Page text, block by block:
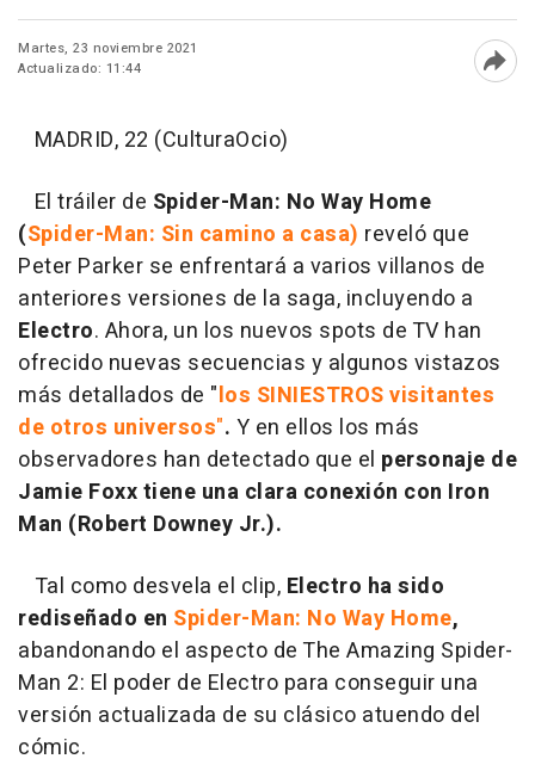
Martes, 23 noviembre 2021
Actualizado: 11:44
MADRID, 22 (CulturaOcio)
El tráiler de Spider-Man: No Way Home
(Spider-Man: Sin camino a casa) reveló que
Peter Parker se enfrentará a varios villanos de
anteriores versiones de la saga, incluyendo a
Electro. Ahora, un los nuevos spots de TV han
ofrecido nuevas secuencias y algunos vistazos
más detallados de "los SINIESTROS visitantes
de otros universos". Y en ellos los más
observadores han detectado que el personaje de
Jamie Foxx tiene una clara conexión con Iron
Man (Robert Downey Jr.).
Tal como desvela el clip, Electro ha sido
rediseñado en Spider-Man: No Way Home,
abandonando el aspecto de The Amazing Spider-
Man 2: El poder de Electro para conseguir una
versión actualizada de su clásico atuendo del
cómic.